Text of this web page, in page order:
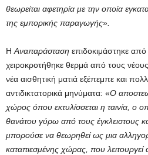
θεωρείται αφετηρία με την οποία
της εμπορικής παραγωγής».
Η Αναπαράσταση επιδοκιμάστηκε από
χειροκροτήθηκε θερμά από τους
νέα αισθητική ματιά εξέπεμπε και
αντιδικτατορικά μηνύματα: «Ο
χώρος όπου εκτυλίσσεται η ταινία, ο
θανάτου γύρω από τους έγκλειστους
μπορούσε να θεωρηθεί ως μια
καταπιεσμένης χώρας, που λειτουργεί